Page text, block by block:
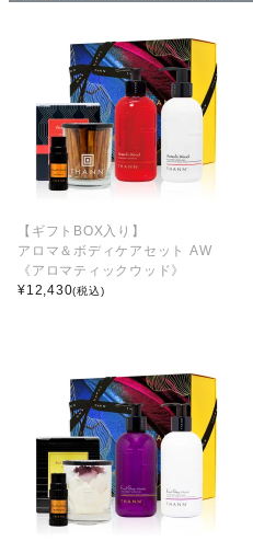
【ギフトBOX入り】
アロマ＆ボディケアセット AW
《アロマティックウッド》
¥12,430(税込)